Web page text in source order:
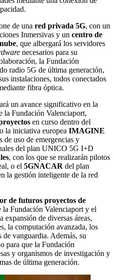
de una red privada 5G, con un
Inmersivas y un centro de
, que albergará los servidores
necesarios para su
la Fundación
radio 5G de última generación,
instalaciones, todos conectados
fibra óptica.
un avance significativo en la
la Fundación Valenciaport,
en curso dentro del
la iniciativa europea IMAGINE
de uso de emergencias y
del plan UNICO 5G I+D
, con los que se realizarán pilotos
o el 5GNACAR del plan
la gestión inteligente de la red
de futuros proyectos de
la Fundación Valenciaport y el
expansión de diversas áreas,
la computación avanzada, los
de vanguardia. Además, su
para que la Fundación
y organismos de investigación y
de última generación.